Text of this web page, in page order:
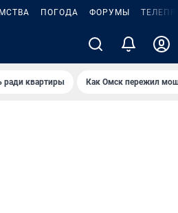
ПОГОДА ФОРУМЫ
ради квартиры Как Омск пережил